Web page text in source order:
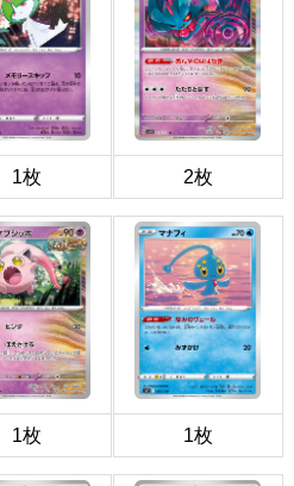
1枚 2枚
1枚 1枚